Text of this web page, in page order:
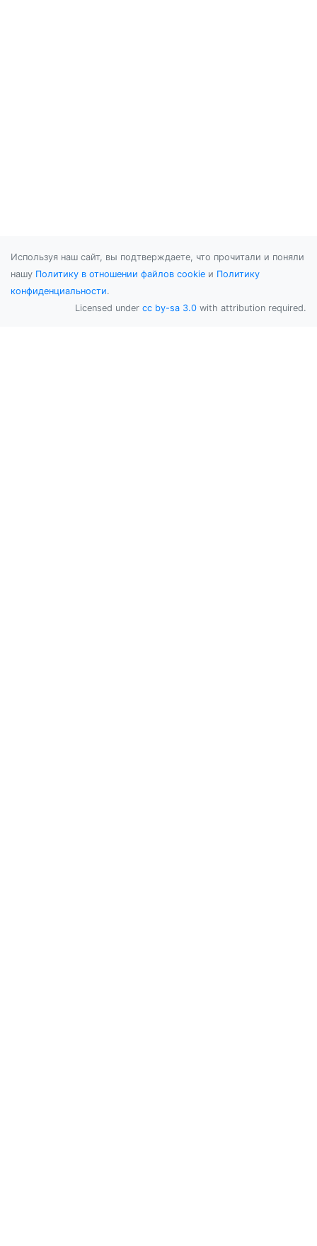
Используя наш сайт, вы подтверждаете, что прочитали и поняли
нашу Политику в отношении файлов cookie и Политику
конфиденциальности.
Licensed under cc by-sa 3.0 with attribution required.